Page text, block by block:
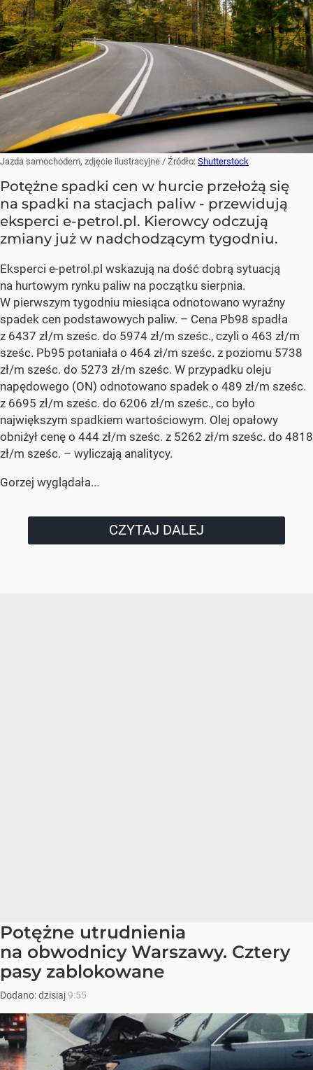
Jazda samochodem, zdjęcie ilustracyjne / Źródło: Shutterstock
Potężne spadki cen w hurcie przełożą się
na spadki na stacjach paliw - przewidują
eksperci e-petrol.pl. Kierowcy odczują
zmiany już w nadchodzącym tygodniu.
Eksperci e-petrol.pl wskazują na dość dobrą sytuacją
na hurtowym rynku paliw na początku sierpnia.
W pierwszym tygodniu miesiąca odnotowano wyraźny
spadek cen podstawowych paliw. – Cena Pb98 spadła
z 6437 zł/m sześc. do 5974 zł/m sześc., czyli o 463 zł/m
sześc. Pb95 potaniała o 464 zł/m sześc. z poziomu 5738
zł/m sześc. do 5273 zł/m sześc. W przypadku oleju
napędowego (ON) odnotowano spadek o 489 zł/m sześc.
z 6695 zł/m sześc. do 6206 zł/m sześc., co było
największym spadkiem wartościowym. Olej opałowy
obniżył cenę o 444 zł/m sześc. z 5262 zł/m sześc. do 4818
zł/m sześc. – wyliczają analitycy.
Gorzej wyglądała...
CZYTAJ DALEJ
Potężne utrudnienia
na obwodnicy Warszawy. Cztery
pasy zablokowane
Dodano:dzisiaj9:55